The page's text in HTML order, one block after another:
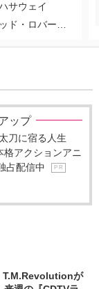
サウェイ
ド・ロバー
ップ
刀に宿る人生
アクションアニ
占配信中
P R
T.M.Revolutionが